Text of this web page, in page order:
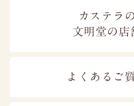
カステラ
文明堂の店
よくあるご